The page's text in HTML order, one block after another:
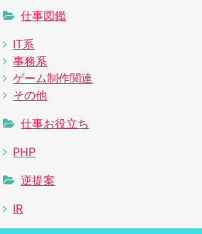
仕事図鑑
IT系
事務系
ゲーム制作関連
その他
仕事お役立ち
PHP
逆提案
IR